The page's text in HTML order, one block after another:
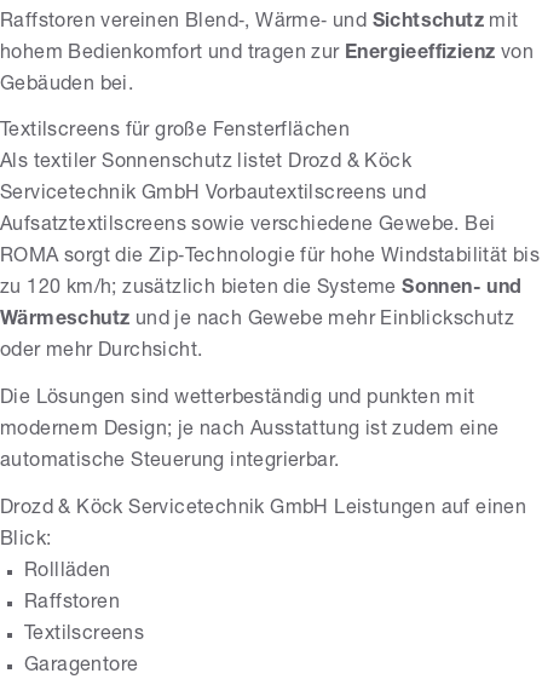
Raffstoren vereinen Blend‑, Wärme‑ und Sichtschutz mit
hohem Bedienkomfort und tragen zur Energieeffizienz von
Gebäuden bei.
Textilscreens für große Fensterflächen
Als textiler Sonnenschutz listet Drozd & Köck
Servicetechnik GmbH Vorbautextilscreens und
Aufsatztextilscreens sowie verschiedene Gewebe. Bei
ROMA sorgt die Zip‑Technologie für hohe Windstabilität bis
zu 120 km/h; zusätzlich bieten die SystemeSonnen- und
Wärmeschutz und je nach Gewebe mehr Einblickschutz
oder mehr Durchsicht.
Die Lösungen sind wetterbeständig und punkten mit
modernem Design; je nach Ausstattung ist zudem eine
automatische Steuerung integrierbar.
Drozd & Köck Servicetechnik GmbH Leistungen auf einen
Blick:
Rollläden
Raffstoren
Textilscreens
Garagentore